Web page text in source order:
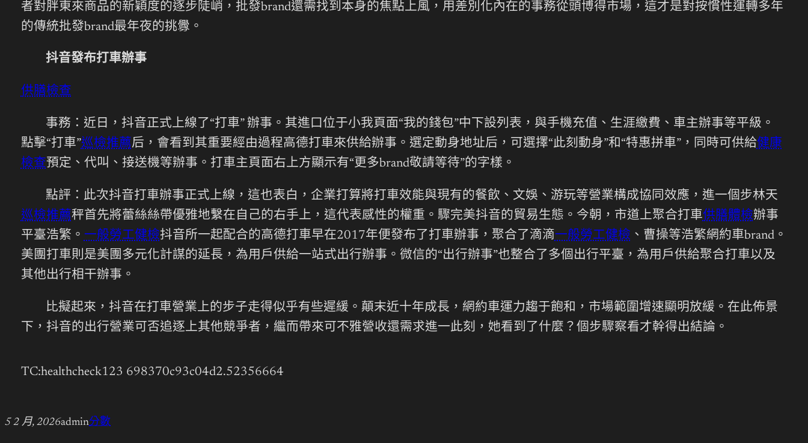
者對胖東來商品的新穎度的逐步陡峭，批發brand還需找到本身的焦點上風，用差別化內在的事務從頭博得市場，這才是對按慣性運轉多年
的傳統批發brand最年夜的挑釁。
抖音發布打車辦事
供膳檢查
事務：近日，抖音正式上線了“打車” 辦事。其進口位于小我頁面“我的錢包”中下設列表，與手機充值、生涯繳費、車主辦事等平級。
點擊“打車”巡檢推薦后，會看到其重要經由過程高德打車來供給辦事。選定動身地址后，可選擇“此刻動身”和“特惠拼車”，同時可供給健康
檢查預定、代叫、接送機等辦事。打車主頁面右上方顯示有“更多brand敬請等待”的字樣。
點評：此次抖音打車辦事正式上線，這也表白，企業打算將打車效能與現有的餐飲、文娛、游玩等營業構成協同效應，進一個步林天
巡檢推薦秤首先將蕾絲絲帶優雅地繫在自己的右手上，這代表感性的權重。驟完美抖音的貿易生態。今朝，市道上聚合打車供膳體檢辦事
平臺浩繁。 一般勞工健檢抖音所一起配合的高德打車早在2017年便發布了打車辦事，聚合了滴滴一般勞工健檢 、曹操等浩繁網約車brand。
美團打車則是美團多元化計謀的延長，為用戶供給一站式出行辦事。微信的“出行辦事”也整合了多個出行平臺，為用戶供給聚合打車以及
其他出行相干辦事。
比擬起來，抖音在打車營業上的步子走得似乎有些遲緩。顛末近十年成長，網約車運力趨于飽和，市場範圍增速顯明放緩。在此佈景
下，抖音的出行營業可否追逐上其他競爭者，繼而帶來可不雅營收還需求進一此刻，她看到了什麼？個步驟察看才幹得出結論。
TC:healthcheck123 698370c93c04d2.52356664
5 2 月, 2026admin分數